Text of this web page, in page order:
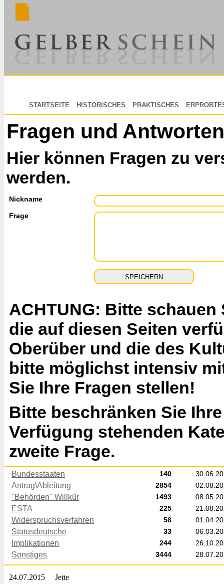
STARTSEITE HISTORISCHES PRAKTISCHES
Fragen und Antworten
Hier können Fragen zu
werden.
Nickname
Frage
ACHTUNG: Bitte
die auf diesen Seiten
Oberüber und die des
bitte möglichst intensiv
Sie Ihre Fragen stellen!
Bitte beschränken Sie
Verfügung stehenden
zweite Frage.
Bundesstaaten 140
Antrag\Ableitung 2854
"Behörden" Willkür 1493
ESTA 225
Widerspruchsverfahren 58
Statusdeutsche 33
Implikationen 244
Sonstiges 3444
24.07.2015 Jette